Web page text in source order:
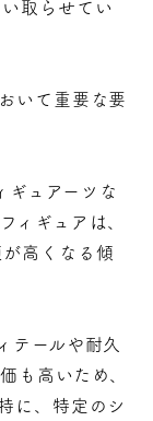
取らせてい
いて重要な要
ギュアーツな
ィギュアは、
高くなる傾
テールや耐久
も高いため、
に、特定のシ